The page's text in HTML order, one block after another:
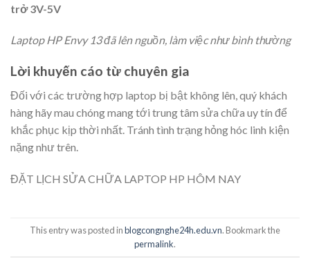
Laptop HP Envy 13 đã lên nguồn, làm việc như bình thường
Lời khuyến cáo từ chuyên gia
Đối với các trường hợp laptop bị bật không lên, quý khách
hàng hãy mau chóng mang tới trung tâm sửa chữa uy tín để
khắc phục kịp thời nhất. Tránh tình trạng hỏng hóc linh kiện
nặng như trên.
ĐẶT LỊCH SỬA CHỮA LAPTOP HP HÔM NAY
This entry was posted inblogcongnghe24h.edu.vn. Bookmark the
permalink.